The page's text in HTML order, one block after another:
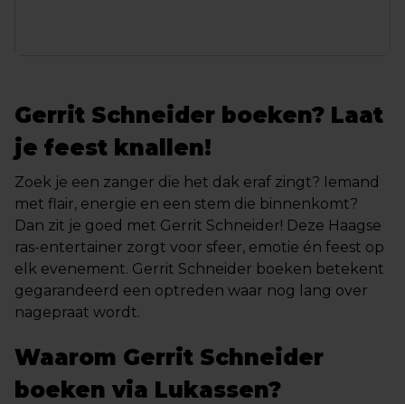
Gerrit Schneider boeken? Laat
je feest knallen!
Zoek je een zanger die het dak eraf zingt? Iemand
met flair, energie en een stem die binnenkomt?
Dan zit je goed met Gerrit Schneider! Deze Haagse
ras-entertainer zorgt voor sfeer, emotie én feest op
elk evenement. Gerrit Schneider boeken betekent
gegarandeerd een optreden waar nog lang over
nagepraat wordt.
Waarom Gerrit Schneider
boeken via Lukassen?